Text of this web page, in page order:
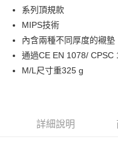
付款後全家取貨
每筆NT$80，滿NT$10,000(
7-11店到店
每筆NT$80，滿NT$10,000(
系列頂規款
MIPS技術
內含兩種不同厚度的襯墊
通過CE EN 1078/ CPSC
M/L尺寸重325 g
詳細說明